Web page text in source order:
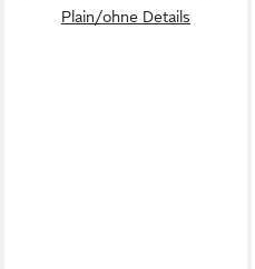
Plain/ohne Details